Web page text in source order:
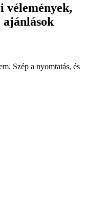
vélemények,
ajánlások
Szép a nyomtatás, és